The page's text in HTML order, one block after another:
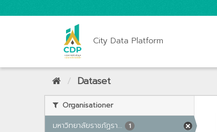
City Data Platform
Dataset
Organisationer
มหาวิทยาลัยราชภัฏรา...
1